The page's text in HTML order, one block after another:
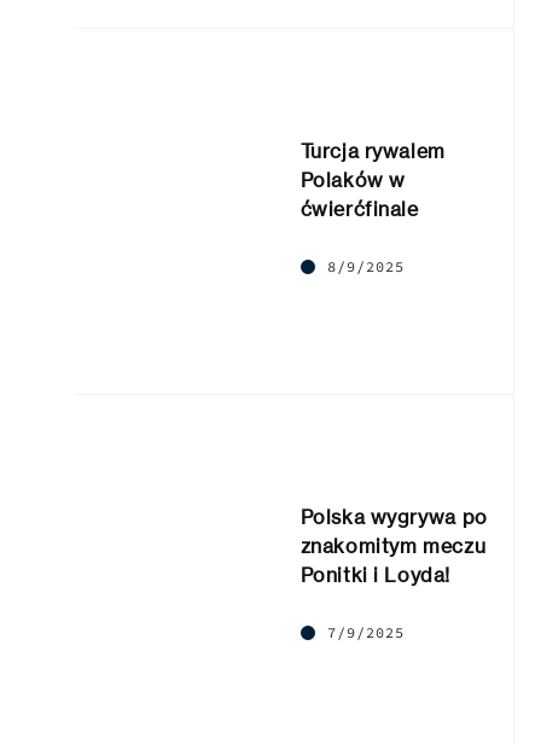
Turcja rywalem
Polaków w
ćwierćfinale
8/9/2025
Polska wygrywa po
znakomitym meczu
Ponitki i Loyda!
7/9/2025